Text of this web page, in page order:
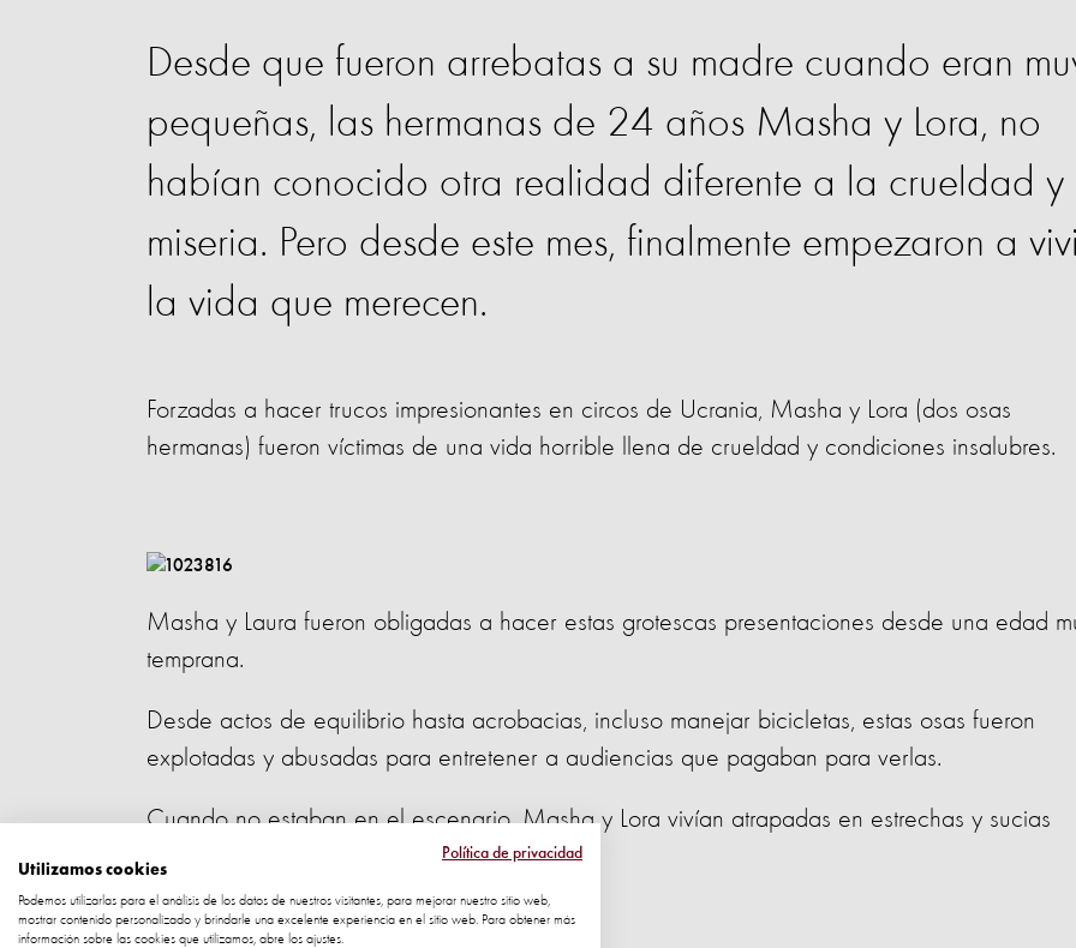
Desde que fueron arrebatas a su madre cuando eran
pequeñas, las hermanas de 24 años Masha y Lora, no
habían conocido otra realidad diferente a la crueldad y
miseria. Pero desde este mes, finalmente empezaron a
la vida que merecen.
Forzadas a hacer trucos impresionantes en circos de Ucrania, Masha y Lora (dos osas
hermanas) fueron víctimas de una vida horrible llena de crueldad y condiciones insalubres.
Masha y Laura fueron obligadas a hacer estas grotescas presentaciones desde una edad
temprana.
Desde actos de equilibrio hasta acrobacias, incluso manejar bicicletas, estas osas fueron
explotadas y abusadas para entretener a audiencias que pagaban para verlas.
Cuando no estaban en el escenario, Masha y Lora vivían atrapadas en estrechas y sucias
jaulas en las que apenas podían voltearse.
Política de privacidad
Utilizamos cookies
Podemos utilizarlas para el análisis de los datos de nuestros visitantes, para mejorar nuestro sitio web,
mostrar contenido personalizado y brindarle una excelente experiencia en el sitio web. Para obtener más
información sobre las cookies que utilizamos, abre los ajustes.